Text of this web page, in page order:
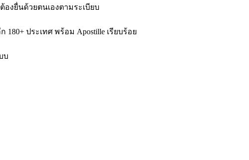
งยื่นด้วยตนเองตามระเบียบ
ก 180+ ประเทศ พร้อม Apostille เรียบร้อย
บ